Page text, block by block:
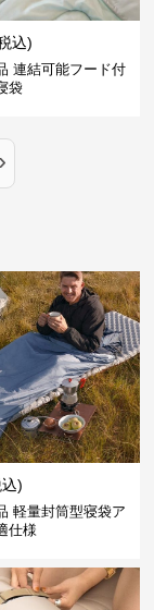
込)
連結可能フード付
袋
›
)
軽量封筒型寝袋ア
仕様